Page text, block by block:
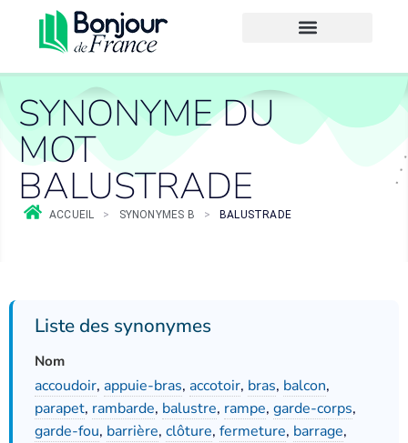
SYNONYME DU
MOT
BALUSTRADE
ACCUEIL > SYNONYMES B > BALUSTRADE
Liste des synonymes
Nom
accoudoir, appuie-bras, accotoir, bras, balcon,
parapet, rambarde, balustre, rampe, garde-corps,
garde-fou, barrière, clôture, fermeture, barrage,